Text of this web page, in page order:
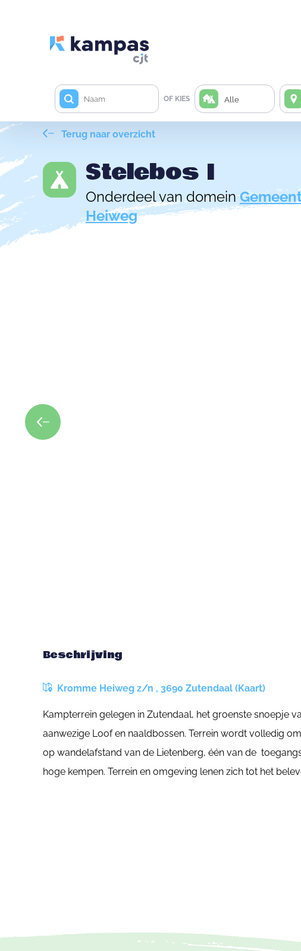
OF KIES Alle
Terug naar overzicht
Stelebos I
Onderdeel van domein
Heiweg
Beschrijving
Kromme Heiweg z/n , 3690 Zutendaal (Kaart)
Kampterrein gelegen in Zutendaal, het groenste snoepje
aanwezige Loof en naaldbossen. Terrein wordt volledig
op wandelafstand van de Lietenberg, één van de
hoge kempen. Terrein en omgeving lenen zich tot het